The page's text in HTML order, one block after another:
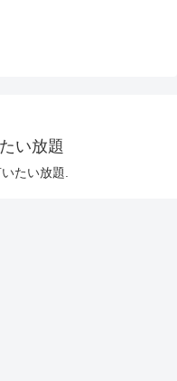
い放題
たい放題.